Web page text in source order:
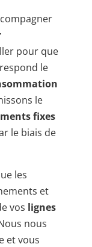
pour que
le
le
fixes
le biais de
les
et
vos lignes
nous
et vous